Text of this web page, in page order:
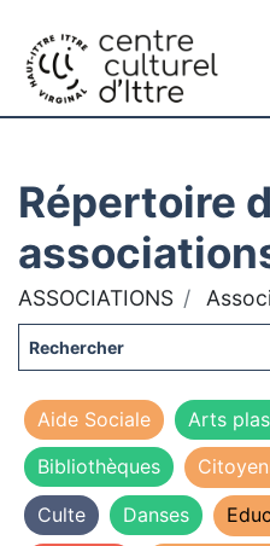
Répertoire
ASSOCIATIONS
Aide Sociale Arts
Bibliothèques
Culte
Danses